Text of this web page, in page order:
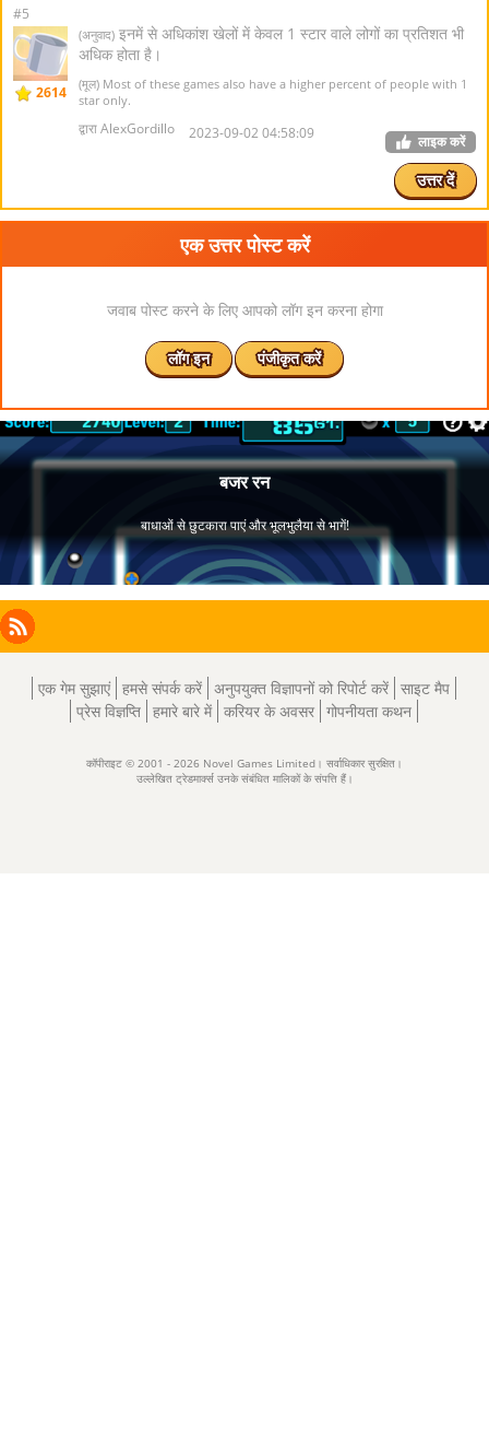
#5
2614
(अनुवाद) इनमें से अधिकांश खेलों में केवल 1 स्टार वाले लोगों का प्रतिशत भी
अधिक होता है।
(मूल) Most of these games also have a higher percent of people with 1
star only.
द्वारा AlexGordillo 2023-09-02 04:58:09 लाइक करें
उत्तर दें
एक उत्तर पोस्ट करें
जवाब पोस्ट करने के लिए आपको लॉग इन करना होगा
लॉग इन पंजीकृत करें
Facebook
Instagram
X
LinkedIn
RSS
एक गेम सुझाएं हमसे संपर्क करें अनुपयुक्त विज्ञापनों को रिपोर्ट करें साइट मैप
प्रेस विज्ञप्ति हमारे बारे में करियर के अवसर गोपनीयता कथन
कॉपीराइट © 2001 - 2026 Novel Games Limited। सर्वाधिकार सुरक्षित।
उल्लेखित ट्रेडमार्क्स उनके संबंधित मालिकों के संपत्ति हैं।